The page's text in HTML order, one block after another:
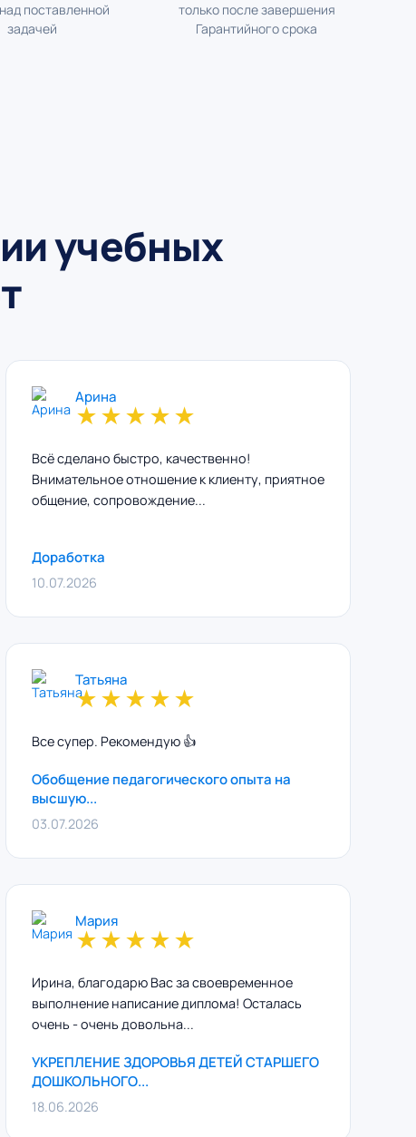
поставленной
задачей
только после завершения
Гарантийного срока
учебных
Арина
★★★★★
Всё сделано быстро, качественно!
Внимательное отношение к клиенту, приятное
общение, сопровождение...
Доработка
10.07.2026
Татьяна
★★★★★
Все супер. Рекомендую 👍
Обобщение педагогического опыта на
высшую...
03.07.2026
Мария
★★★★★
Ирина, благодарю Вас за своевременное
выполнение написание диплома! Осталась
очень - очень довольна...
УКРЕПЛЕНИЕ ЗДОРОВЬЯ ДЕТЕЙ СТАРШЕГО
ДОШКОЛЬНОГО...
18.06.2026